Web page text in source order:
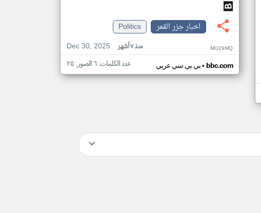
اخبار جزر القمر
Politics
Dec 30, 2025
منذ ٧ أشهر MO29MQ
بي بي سي عربي• bbc.com عدد الكلمات: ٦ الصور: ٢٥